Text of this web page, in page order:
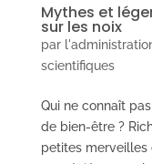
Mythes et
sur les noix
par
scientifiques
Qui ne connaît
de bien-être ?
petites merveilles